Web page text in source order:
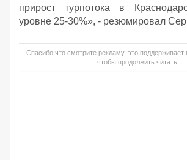
прирост турпотока в
уровне 25-30%», - резюмировал
Спасибо что смотрите рекламу, это поддерживает
чтобы продолжить читать